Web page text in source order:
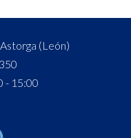
(León)
- 15:00